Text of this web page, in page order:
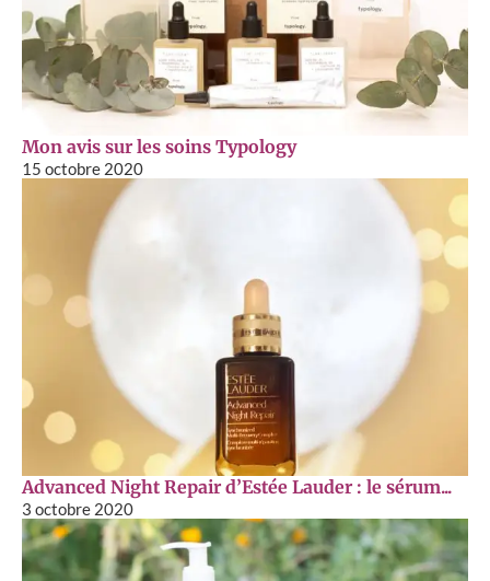
Mon avis sur les soins Typology
15 octobre 2020
Advanced Night Repair d’Estée Lauder : le sérum...
3 octobre 2020